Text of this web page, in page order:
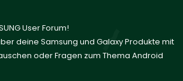
User Forum!
deine Samsung und Galaxy Produkte mit
oder Fragen zum Thema Android